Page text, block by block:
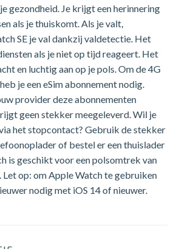
gezondheid. Je krijgt een herinnering
als je thuiskomt. Als je valt,
SE je val dankzij valdetectie. Het
als je niet op tijd reageert. Het
en luchtig aan op je pols. Om de 4G
je een eSim abonnement nodig.
provider deze abonnementen
geen stekker meegeleverd. Wil je
het stopcontact? Gebruik de stekker
of bestel er een thuislader
is geschikt voor een polsomtrek van
op: om Apple Watch te gebruiken
nodig met iOS 14 of nieuwer.